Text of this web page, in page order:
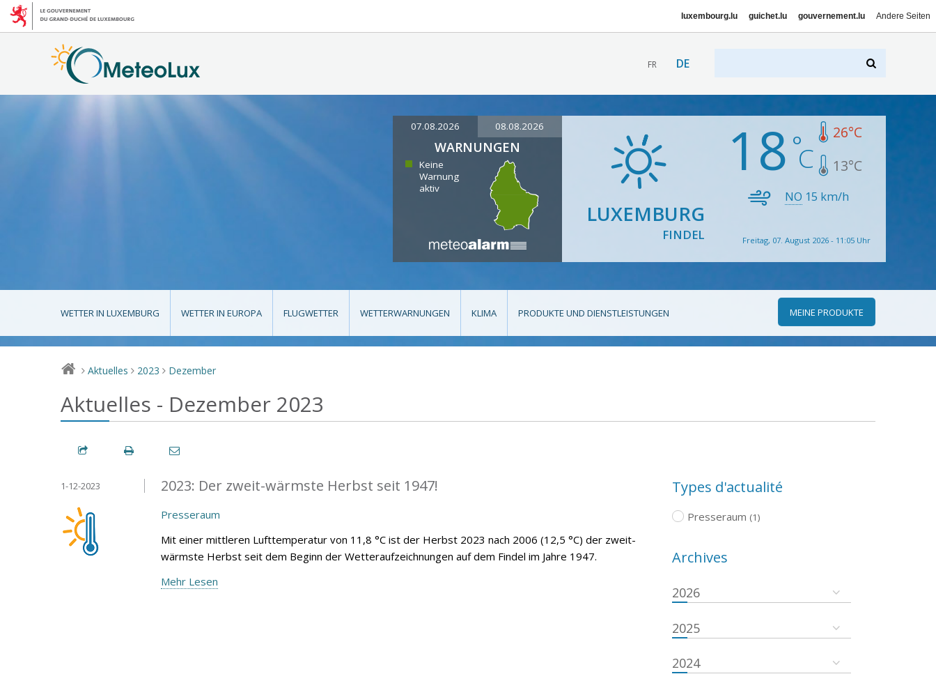
luxembourg.lu guichet.lu gouvernement.lu Andere Seiten
FR DE
07.08.2026 08.08.2026
WARNUNGEN
Keine
Warnung
aktiv
LUXEMBURG
FINDEL
18 26°C
13°C
NO 15 km/h
Freitag, 07. August 2026 - 11:05 Uhr
WETTER IN LUXEMBURG WETTER IN EUROPA FLUGWETTER WETTERWARNUNGEN KLIMA PRODUKTE UND DIENSTLEISTUNGEN MEINE PRODUKTE
> Aktuelles > 2023 > Dezember
Aktuelles - Dezember 2023
2023: Der zweit-wärmste Herbst seit 1947!
1-12-2023
Presseraum
Mit einer mittleren Lufttemperatur von 11,8 °C ist der Herbst 2023 nach 2006 (12,5 °C) der zweit-
wärmste Herbst seit dem Beginn der Wetteraufzeichnungen auf dem Findel im Jahre 1947.
Mehr Lesen
Types d'actualité
Presseraum (1)
Archives
2026
2025
2024